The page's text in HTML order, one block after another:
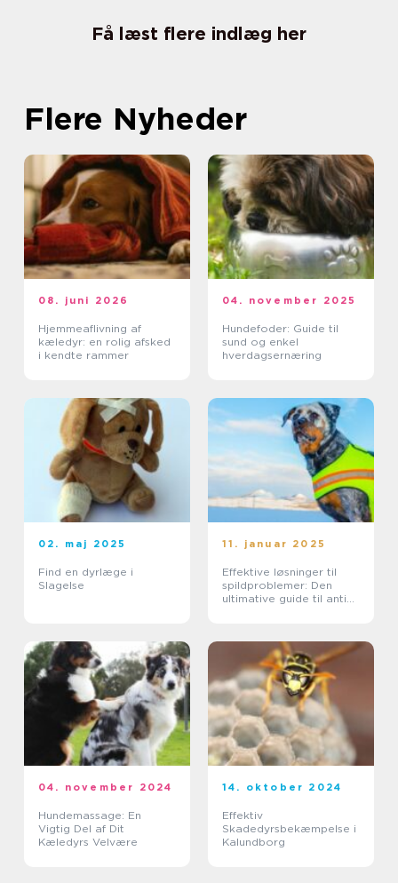
Få læst flere indlæg her
Flere Nyheder
08. juni 2026
Hjemmeaflivning af
kæledyr: en rolig afsked
i kendte rammer
04. november 2025
Hundefoder: Guide til
sund og enkel
hverdagsernæring
02. maj 2025
Find en dyrlæge i
Slagelse
11. januar 2025
Effektive løsninger til
spildproblemer: Den
ultimative guide til anti
04. november 2024
Hundemassage: En
Vigtig Del af Dit
Kæledyrs Velvære
14. oktober 2024
Effektiv
Skadedyrsbekæmpelse i
Kalundborg